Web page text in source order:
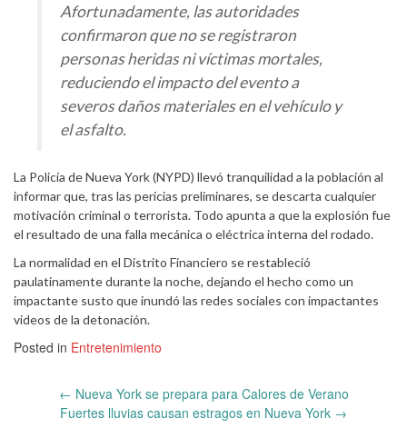
Afortunadamente, las autoridades
confirmaron que no se registraron
personas heridas ni víctimas mortales,
reduciendo el impacto del evento a
severos daños materiales en el vehículo y
el asfalto.
La Policía de Nueva York (NYPD) llevó tranquilidad a la población al
informar que, tras las pericias preliminares, se descarta cualquier
motivación criminal o terrorista. Todo apunta a que la explosión fue
el resultado de una falla mecánica o eléctrica interna del rodado.
La normalidad en el Distrito Financiero se restableció
paulatinamente durante la noche, dejando el hecho como un
impactante susto que inundó las redes sociales con impactantes
videos de la detonación.
Posted in Entretenimiento
navigation
← Nueva York se prepara para Calores de Verano
Fuertes lluvias causan estragos en Nueva York →